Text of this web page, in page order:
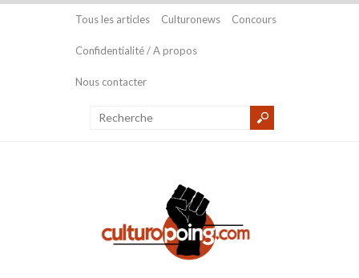
Tous les articles Culturonews Concours
Confidentialité / A propos
Nous contacter